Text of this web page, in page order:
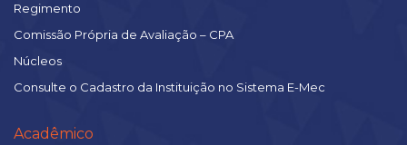
Regimento
Comissão Própria de Avaliação – CPA
Núcleos
Consulte o Cadastro da Instituição no Sistema E-Mec
Acadêmico